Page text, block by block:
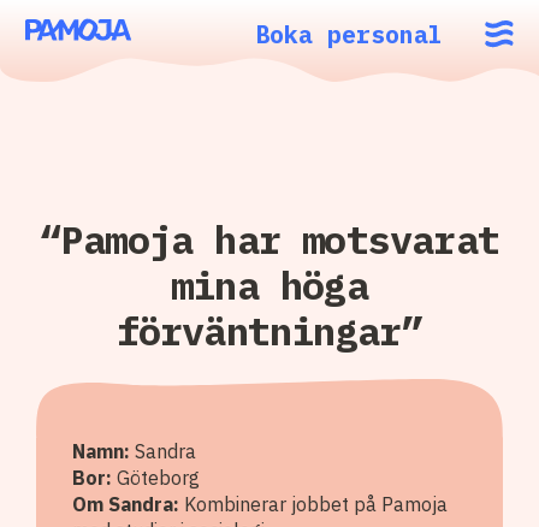
Boka personal
“Pamoja har motsvarat
mina höga
förväntningar”
Namn: Sandra
Bor: Göteborg
Om Sandra: Kombinerar jobbet på Pamoja